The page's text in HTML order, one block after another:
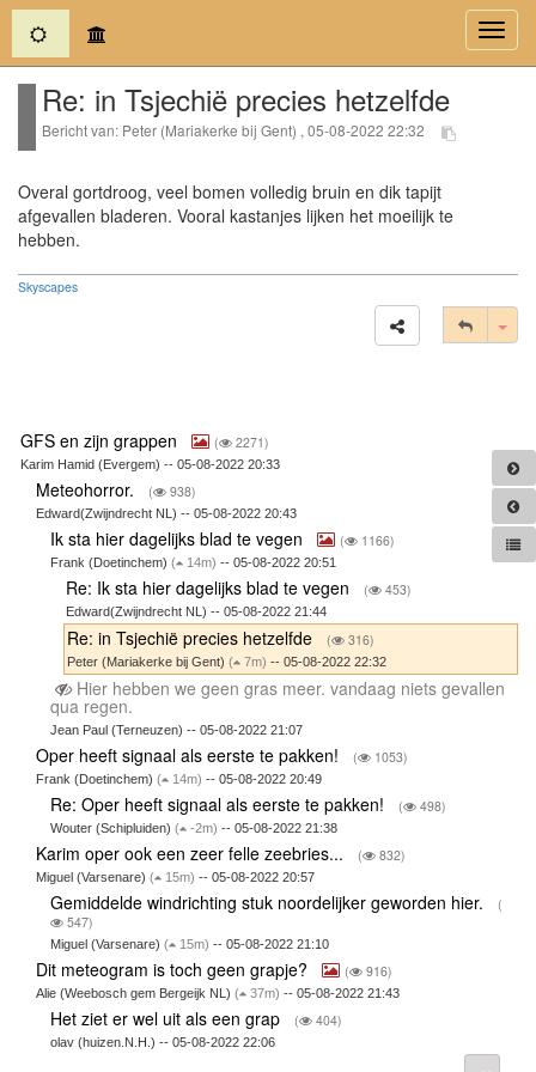
(current)
Re: in Tsjechië precies hetzelfde
Bericht van: Peter (Mariakerke bij Gent) , 05-08-2022 22:32
Overal gortdroog, veel bomen volledig bruin en dik tapijt
afgevallen bladeren. Vooral kastanjes lijken het moeilijk te
hebben.
Skyscapes
GFS en zijn grappen ( 2271)
Karim Hamid (Evergem) -- 05-08-2022 20:33
Meteohorror. ( 938)
Edward(Zwijndrecht NL) -- 05-08-2022 20:43
Ik sta hier dagelijks blad te vegen ( 1166)
Frank (Doetinchem)( 14m) -- 05-08-2022 20:51
Re: Ik sta hier dagelijks blad te vegen ( 453)
Edward(Zwijndrecht NL) -- 05-08-2022 21:44
Re: in Tsjechië precies hetzelfde ( 316)
Peter (Mariakerke bij Gent) ( 7m) -- 05-08-2022 22:32
Hier hebben we geen gras meer. vandaag niets gevallen
qua regen.
Jean Paul (Terneuzen) -- 05-08-2022 21:07
Oper heeft signaal als eerste te pakken! ( 1053)
Frank (Doetinchem) ( 14m) -- 05-08-2022 20:49
Re: Oper heeft signaal als eerste te pakken! ( 498)
Wouter (Schipluiden)( -2m) -- 05-08-2022 21:38
Karim oper ook een zeer felle zeebries... ( 832)
Miguel (Varsenare) ( 15m) -- 05-08-2022 20:57
Gemiddelde windrichting stuk noordelijker geworden hier.
(
547)
Miguel (Varsenare)( 15m) -- 05-08-2022 21:10
Dit meteogram is toch geen grapje? ( 916)
Alie (Weebosch gem Bergeijk NL) ( 37m) -- 05-08-2022 21:43
Het ziet er wel uit als een grap ( 404)
olav (huizen.N.H.) -- 05-08-2022 22:06